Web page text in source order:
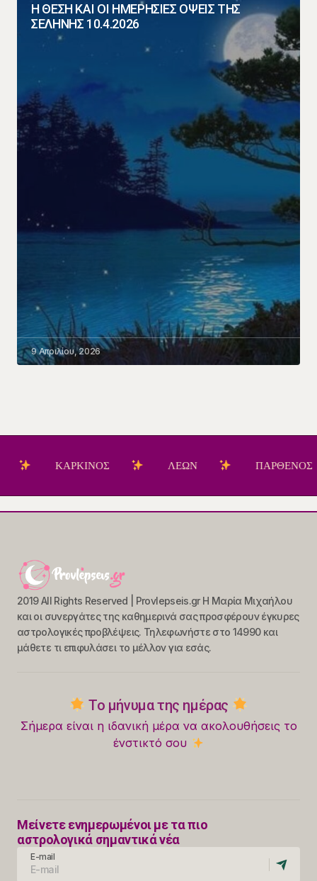
Η ΘΕΣΗ ΚΑΙ ΟΙ ΗΜΕΡΗΣΙΕΣ ΟΨΕΙΣ ΤΗΣ
ΣΕΛΗΝΗΣ 10.4.2026
9 Απριλίου, 2026
ΚΑΡΚΙΝΟΣ ΛΕΩΝ ΠΑΡΘΕΝΟΣ
2019 All Rights Reserved | Provlepseis.gr Η Μαρία Μιχαήλου
και οι συνεργάτες της καθημερινά σας προσφέρουν έγκυρες
αστρολογικές προβλέψεις. Τηλεφωνήστε στο 14990 και
μάθετε τι επιφυλάσει το μέλλον για εσάς.
Το μήνυμα της ημέρας
Σήμερα είναι η ιδανική μέρα να ακολουθήσεις το
ένστικτό σου
Μείνετε ενημερωμένοι με τα πιο
αστρολογικά σημαντικά νέα
E-mail